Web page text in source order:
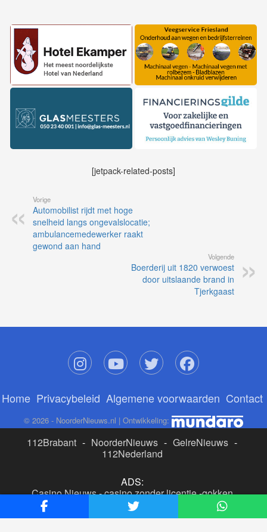
[jetpack-related-posts]
Vorige
Automobilist rijdt met hoge
snelheid langs ongevalslocatie;
ambulancemedewerker raakt
gewond aan hand
Volgende
Boerderij uit 1820 verwoest
door uitslaande brand in
Tjerkgaast
Home Privacybeleid Algemene voorwaarden Contact
© 2026 - NoorderNieuws.nl | Ontwikkeling:
112Brabant - NoorderNieuws - GelreNieuws -
112Nederland
ADS:
Casino Nieuws-casino zonder licentie-gokken
buitenlandse site
beste online casino nederland